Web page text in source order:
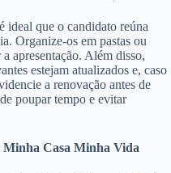
ideal que o candidato reúna
Organize-os em pastas ou
apresentação. Além disso,
estejam atualizados e, caso
a renovação antes de
poupar tempo e evitar
Minha Casa Minha Vida